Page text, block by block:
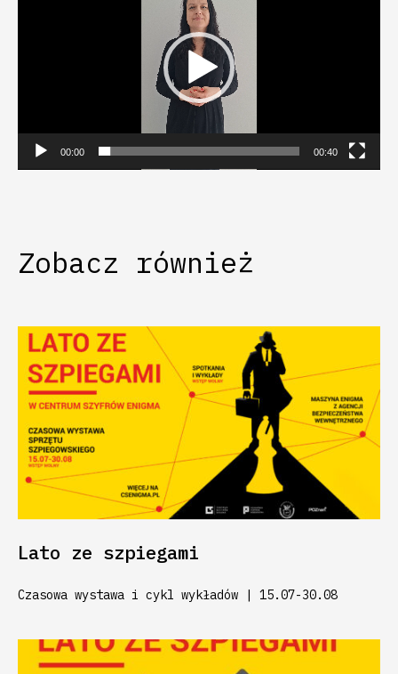
00:00 00:40
Zobacz również
Lato ze szpiegami
Czasowa wystawa i cykl wykładów | 15.07-30.08